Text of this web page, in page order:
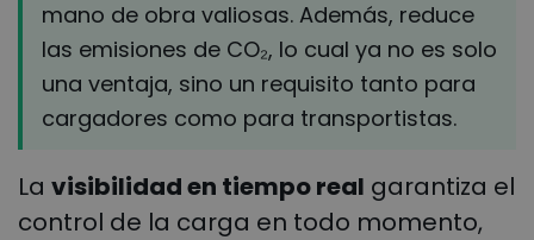
mano de obra valiosas. Además, reduce
las emisiones de CO₂, lo cual ya no es solo
una ventaja, sino un requisito tanto para
cargadores como para transportistas.
La visibilidad en tiempo real garantiza el
control de la carga en todo momento,